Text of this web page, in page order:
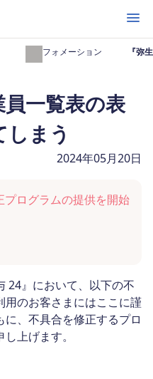
開く
インフォメーション 『弥
員一覧表の表
まう
2024年05月20日
ログラムの提供を開始
24』において、以下の不
のお客さまにはここに謹
、不具合を修正するプロ
上げます。